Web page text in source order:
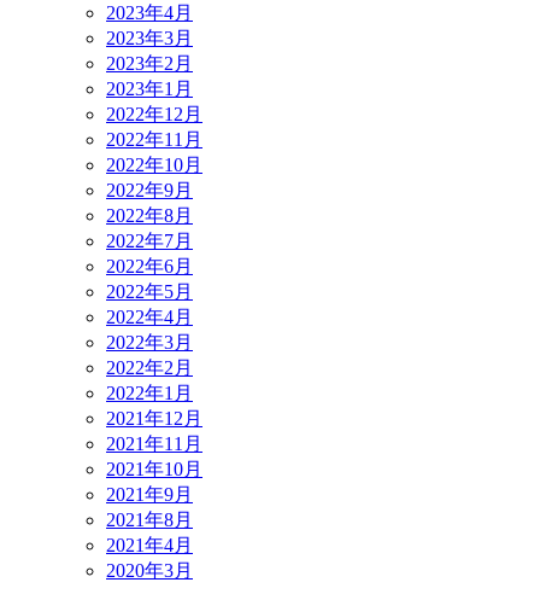
2023年4月
2023年3月
2023年2月
2023年1月
2022年12月
2022年11月
2022年10月
2022年9月
2022年8月
2022年7月
2022年6月
2022年5月
2022年4月
2022年3月
2022年2月
2022年1月
2021年12月
2021年11月
2021年10月
2021年9月
2021年8月
2021年4月
2020年3月